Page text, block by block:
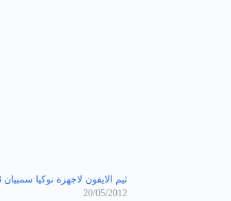
ثيم الايفون لاجهزة نوكيا سمبيان 3 وانا وبيلي
20/05/2012